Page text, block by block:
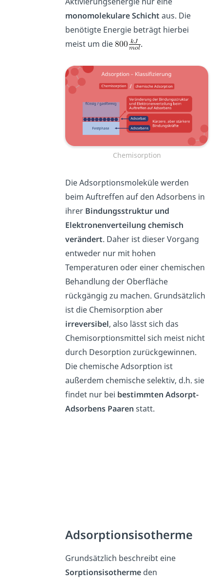
monomolekulareSchicht aus. Die
benötigte Energie beträgt hierbei
meist um die
.
Chemisorption
Die Adsorptionsmoleküle werden
beim Auftreffen auf den Adsorbens in
ihrer Bindungsstruktur und
Elektronenverteilung chemisch
verändert. Daher ist dieser Vorgang
entweder nur mit hohen
Temperaturen oder einer chemischen
Behandlung der Oberfläche
rückgängig zu machen. Grundsätzlich
ist die Chemisorption aber
irreversibel, also lässt sich das
Chemisorptionsmittel sich meist nicht
durch Desorption zurückgewinnen.
Die chemische Adsorption ist
außerdem chemische selektiv, d.h. sie
findet nur bei bestimmten Adsorpt-
Adsorbens Paaren statt.
Adsorptionsisotherme
Grundsätzlich beschreibt eine
Sorptionsisotherme den